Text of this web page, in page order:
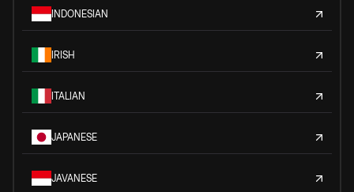
INDONESIAN
IRISH
ITALIAN
JAPANESE
JAVANESE